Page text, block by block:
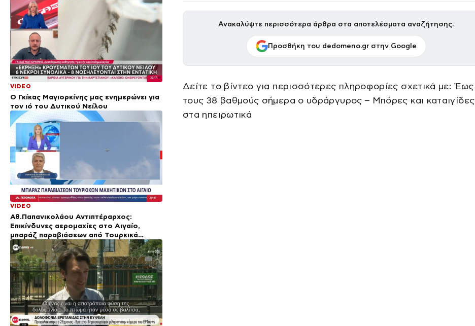
VIDEO
Ο Γκίκας Μαγιορκίνης μας ενημερώνει για
τον ιό του Δυτικού Νείλου
VIDEO
Αθ.Παπανικολάου Αντιπτέραρχος:
Επικίνδυνες αερομαχίες στο Αιγαίο,
μπαράζ παραβιάσεων από Τουρκικά
μαχητικά
Ανακαλύψτε περισσότερα άρθρα στα αποτελέσματα αναζήτησης.
Προσθήκη του dedomeno.gr στην Google
Δείτε το βίντεο για περισσότερες πληροφορίες σχετικά με: Έως
τους 38 βαθμούς σήμερα ο υδράργυρος – Μπόρες και καταιγίδες
στα ηπειρωτικά